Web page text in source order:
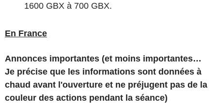
1600 GBX à 700 GBX.
En France
Annonces importantes (et moins importantes…
Je précise que les informations sont données à
chaud avant l'ouverture et ne préjugent pas de la
couleur des actions pendant la séance)